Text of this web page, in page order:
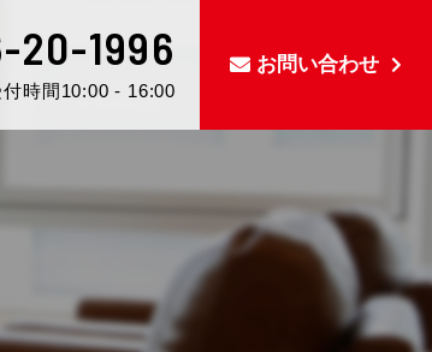
20-1996
付時間10:00 - 16:00
お問い合わせ